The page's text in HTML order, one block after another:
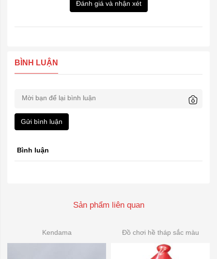
Đánh giá và nhận xét
BÌNH LUẬN
Gửi bình luận
Bình luận
Sản phẩm liên quan
Kendama Đồ chơi hề tháp sắc màu